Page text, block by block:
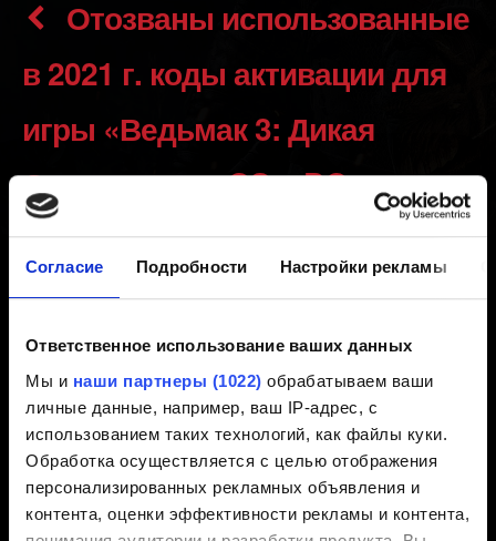
Согласие Подробности Настройки рекламы
Ответственное использование ваших данных
Мы и наши партнеры (1022) обрабатываем ваши
личные данные, например, ваш IP-адрес, с
использованием таких технологий, как файлы куки.
Обработка осуществляется с целью отображения
персонализированных рекламных объявления и
контента, оценки эффективности рекламы и контента,
Отозваны использованные
в 2021 г. коды активации для
игры «Ведьмак 3: Дикая
Охота» серии GS и DG
В 2021 г. мошенники обманным путём получили в
игры «Ведьмак 3: Дикая Охота». Эти коды поступили в
продажу на разных торговых площадках, не имеющих
к нам отношения.
8 июня 2021 г. на учётных записях GOG, где были
активированы эти коды, лицензия игры «Ведьмак 3:
Дикая Охота» была отозвана. Оставшиеся коды из